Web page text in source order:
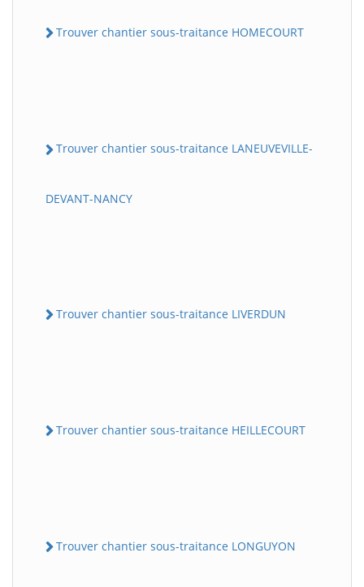
Trouver chantier sous-traitance HOMECOURT
Trouver chantier sous-traitance LANEUVEVILLE-
DEVANT-NANCY
Trouver chantier sous-traitance LIVERDUN
Trouver chantier sous-traitance HEILLECOURT
Trouver chantier sous-traitance LONGUYON